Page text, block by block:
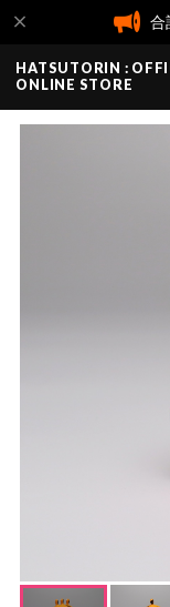
合
HATSUTORIN :
ONLINE STORE